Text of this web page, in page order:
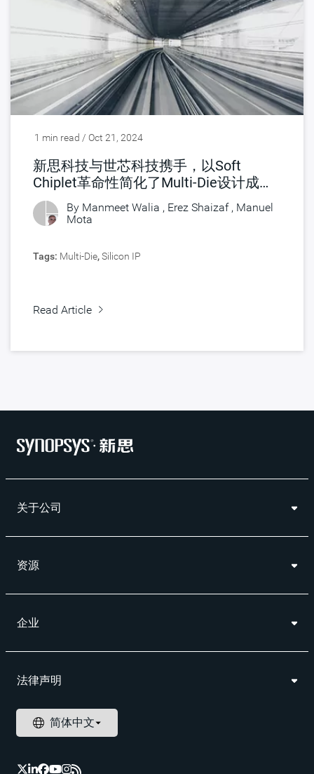
1 min read / Oct 21, 2024
新思科技与世芯科技携手，以Soft
Chiplet革命性简化了Multi-Die设计成功
路径
By Manmeet Walia , Erez Shaizaf , Manuel
Mota
Tags: Multi-Die,Silicon IP
Read Article
关于公司
资源
企业
法律声明